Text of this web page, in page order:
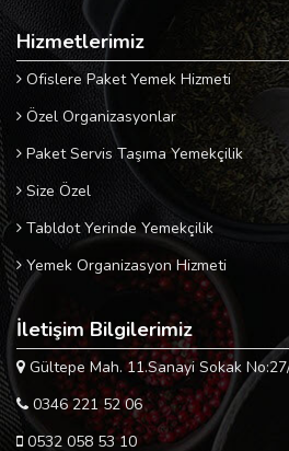
Hizmetlerimiz
Ofislere Paket Yemek Hizmeti
Özel Organizasyonlar
Paket Servis Taşıma Yemekçilik
Size Özel
Tabldot Yerinde Yemekçilik
Yemek Organizasyon Hizmeti
İletişim Bilgilerimiz
Gültepe Mah. 11.Sanayi Sokak
0346 221 52 06
0532 058 53 10